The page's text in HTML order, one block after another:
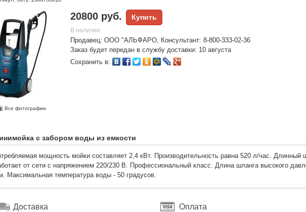
Все фотографии
20800 руб. Купить
В наличии
Продавец: ООО "АЛЬФАРО, Консультант: 8-800-333-02-36
Заказ будет передан в службу доставки: 10 августа
Сохранить в:
с забором воды из емкости
мощность мойки составляет 2,4 кВт. Производительность равна 520 л/час. Длинный
от сети с напряжением 220/230 В. Профессиональный класс. Длина шланга высокого
Максимальная температура воды - 50 градусов.
Доставка Оплата